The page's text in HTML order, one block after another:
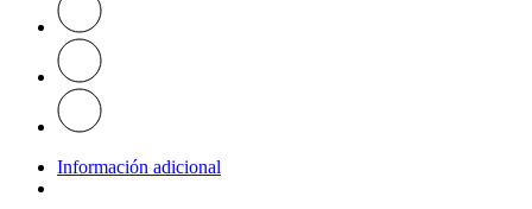
Información adicional